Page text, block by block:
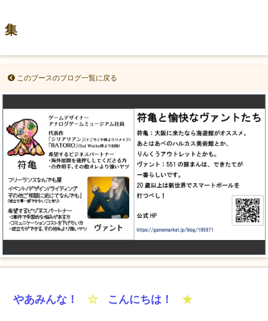
集
このブースのブログ一覧に戻る
やあみんな！ ☆ こんにちは！ ★